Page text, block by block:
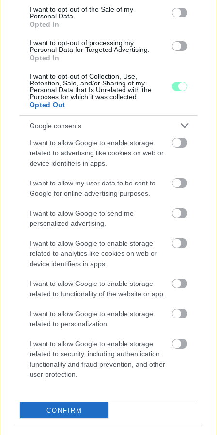
consent section.
I want to opt-out of the Sale of my
Personal Data.
Opted In
I want to opt-out of processing my
Personal Data for Targeted Advertising.
Opted In
I want to opt-out of Collection, Use,
Retention, Sale, and/or Sharing of my
Personal Data that Is Unrelated with the
Purposes for which it was collected.
Opted Out
Google consents
I want to allow Google to enable storage
related to advertising like cookies on web or
device identifiers in apps.
I want to allow my user data to be sent to
Google for online advertising purposes.
I want to allow Google to send me
personalized advertising.
I want to allow Google to enable storage
related to analytics like cookies on web or
device identifiers in apps.
I want to allow Google to enable storage
related to functionality of the website or app.
I want to allow Google to enable storage
related to personalization.
I want to allow Google to enable storage
related to security, including authentication
functionality and fraud prevention, and other
user protection.
CONFIRM
HŐSÉGRIASZTÁST, A KÖVETKEZŐ 48 ÓRA LEHET A
LEGKRITIKUSABB AZ ENERGIAELLÁTÁS
EGYELŐRE KITART
villamosenergia-rendszere, de továbbra is takarékosságra kérik
a lakosságot és a nagyfogyasztókat.